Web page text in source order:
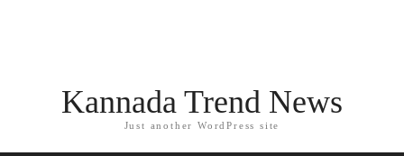
Kannada Trend News
Just another WordPress site